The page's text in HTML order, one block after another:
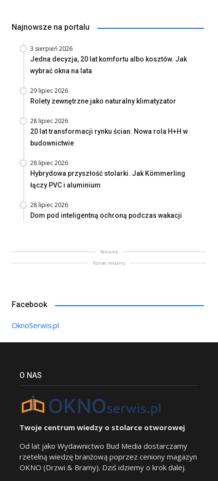
Najnowsze na portalu
3 sierpień 2026
Jedna decyzja, 20 lat komfortu albo kosztów. Jak
wybrać okna na lata
29 lipiec 2026
Rolety zewnętrzne jako naturalny klimatyzator
28 lipiec 2026
20 lat transformacji rynku ścian. Nowa rola H+H w
budownictwie
28 lipiec 2026
Hybrydowa przyszłość stolarki. Jak Kömmerling
łączy PVC i aluminium
28 lipiec 2026
Dom pod inteligentną ochroną podczas wakacji
Reklama
Koniec reklamy
Facebook
OknoSerwis.pl
O NAS
Twoje centrum wiedzy o stolarce otworowej
Od lat jako Wydawnictwo Bud Media dostarczamy
rzetelną wiedzę branżową poprzez ceniony magazyn
OKNO (Drzwi & Bramy). Dziś idziemy o krok dalej.